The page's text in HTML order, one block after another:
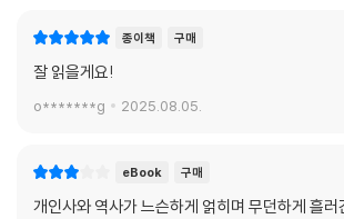
지 못한다. 나는 뜻을 이루지 못한 젊은이들의 우울
먼 여정을 쓰고 싶었다.
면서 천진했다. 나는 그들을 잊을 수 없어서 『동생』
종이책 구매
잘 읽을게요!
o*******g 2025.08.05.
eBook 구매
개인사와 역사가 느슨하게 얽히며 무던하게 흘러